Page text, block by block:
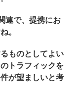
連で、提携にお
。
ものとしてよい
トラフィックを
が望ましいと考